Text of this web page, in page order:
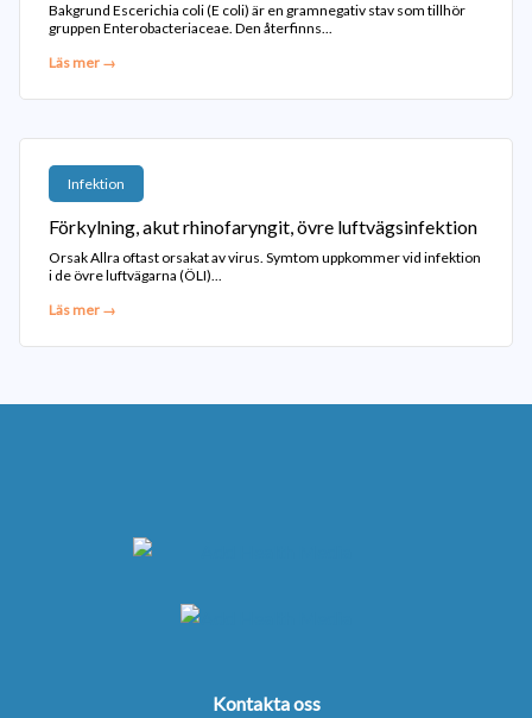
Bakgrund Escerichia coli (E coli) är en gramnegativ stav som tillhör
gruppen Enterobacteriaceae. Den återfinns...
Läs mer →
Infektion
Förkylning, akut rhinofaryngit, övre luftvägsinfektion
Orsak Allra oftast orsakat av virus. Symtom uppkommer vid infektion
i de övre luftvägarna (ÖLI)...
Läs mer →
Kontakta oss